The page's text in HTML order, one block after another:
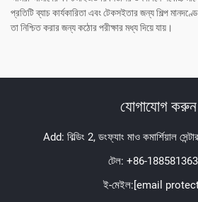
প্রতিটি ব্যাচ কার্যকারিতা এবং টেকসইতার জন্য শিল্প
তা নিশ্চিত করার জন্য কঠোর পরীক্ষার মধ্য দিয়ে যায়।
যোগাযোগ করুন
Add: বিল্ডিং 2, ডংফ্যাং মাও কমার্শিয়াল
টেল: +86-
ই-মেইল:[email